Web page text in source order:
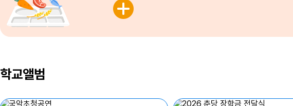
carrer@ebs.co.kr 붙임 1. 2026년 진로·학업
설계 컨설팅 안내자료 1부. 2. 진로·학업 설계 컨
설팅 신청방법 1부. 3. 진로·학업 설계 컨설팅 안
학교앨범